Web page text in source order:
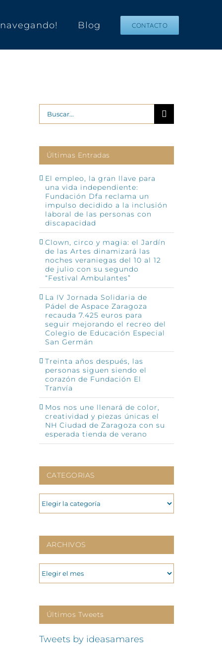
navegando! Blog CONTACTO
Buscar:
Últimas Entradas
El empleo, la gran llave para
una vida independiente:
Fundación Dfa reclama un
impulso decidido a la inclusión
laboral de las personas con
discapacidad
Clown, circo y magia: el Jardín
de las Artes dinamizará las
noches veraniegas del 10 al 12
de julio con su segundo
“Festival Ambulantes”
La IV Jornada Solidaria de
Pádel de Aspace Zaragoza
recauda 7.425 euros para
seguir mejorando el recreo del
Colegio de Educación Especial
San Germán
Treinta años después, las
personas siguen siendo el
corazón de Fundación El
Tranvía
Mos nos une llenará de color,
creatividad y piezas únicas el
NH Ciudad de Zaragoza con su
esperada tienda de verano
CATEGORIAS
CATEGORIAS
ARCHIVOS
ARCHIVOS
Últimos Tweets
Tweets by ideasamares